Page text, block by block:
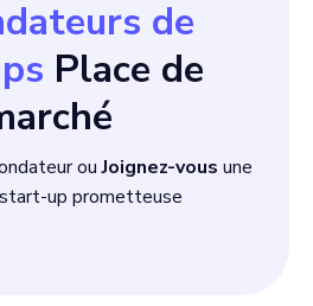
de
Place de
ouJoignez-vous une
up prometteuse